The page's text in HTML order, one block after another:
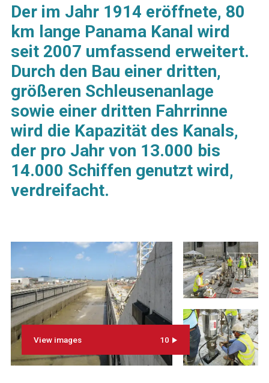
Der im Jahr 1914 eröffnete, 80
km lange Panama Kanal wird
seit 2007 umfassend erweitert.
Durch den Bau einer dritten,
größeren Schleusenanlage
sowie einer dritten Fahrrinne
wird die Kapazität des Kanals,
der pro Jahr von 13.000 bis
14.000 Schiffen genutzt wird,
verdreifacht.
View images 10